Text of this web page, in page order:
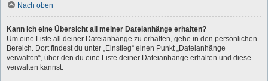
Nach oben
Kann ich eine Übersicht all meiner Dateianhänge erhalten?
Um eine Liste all deiner Dateianhänge zu erhalten, gehe in den persönlichen
Bereich. Dort findest du unter „Einstieg“ einen Punkt „Dateianhänge
verwalten“, über den du eine Liste deiner Dateianhänge erhalten und diese
verwalten kannst.